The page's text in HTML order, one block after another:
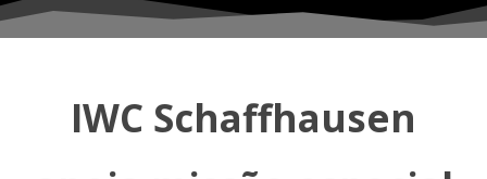
IWC Schaffhausen